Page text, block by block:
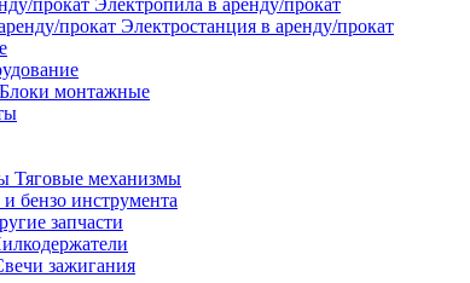
Электропила в аренду/прокат
Электростанция в аренду/прокат
Блоки монтажные
Тяговые механизмы
бензо инструмента
запчасти
зажигания